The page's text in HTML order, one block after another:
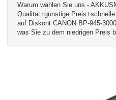
Warum wählen Sie uns -
Qualität+günstige
auf Diskont CANON BP-945-
was Sie zu dem niedrigen Preis